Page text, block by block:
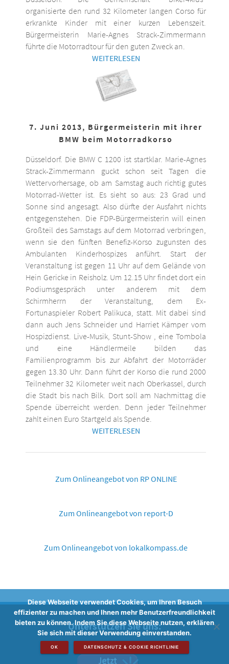
organisierte den rund 32 Kilometer langen Corso für
erkrankte Kinder mit einer kurzen Lebenszeit.
Bürgermeisterin Marie-Agnes Strack-Zimmermann
führte die Motorradtour für den guten Zweck an.
WEITERLESEN
7. Juni 2013, Bürgermeisterin mit ihrer
BMW beim Motorradkorso
Düsseldorf. Die BMW C 1200 ist startklar. Marie-Agnes
Strack-Zimmermann guckt schon seit Tagen die
Wettervorhersage, ob am Samstag auch richtig gutes
Motorrad-Wetter ist. Es sieht so aus: 23 Grad und
Sonne sind angesagt. Also dürfte der Ausfahrt nichts
entgegenstehen. Die FDP-Bürgermeisterin will einen
Großteil des Samstags auf dem Motorrad verbringen,
wenn sie den fünften Benefiz-Korso zugunsten des
Ambulanten Kinderhospizes anführt. Start der
Veranstaltung ist gegen 11 Uhr auf dem Gelände von
Hein Gericke in Reisholz. Um 12.15 Uhr findet dort ein
Podiumsgespräch unter anderem mit dem
Schirmherrn der Veranstaltung, dem Ex-
Fortunaspieler Robert Palikuca, statt. Mit dabei sind
dann auch Jens Schneider und Harriet Kämper vom
Hospizdienst. Live-Musik, Stunt-Show , eine Tombola
und eine Händlermeile bilden das
Familienprogramm bis zur Abfahrt der Motorräder
gegen 13.30 Uhr. Dann führt der Korso die rund 2000
Teilnehmer 32 Kilometer weit nach Oberkassel, durch
die Stadt bis nach Bilk. Dort soll am Nachmittag die
Spende überreicht werden. Denn jeder Teilnehmer
zahlt einen Euro Startgeld als Spende.
WEITERLESEN
Zum Onlineangebot von RP ONLINE
Zum Onlineangebot von report-D
Zum Onlineangebot von lokalkompass.de
Unterstützen Sie uns:
Diese Webseite verwendet Cookies, um Ihren Besuch
effizienter zu machen und Ihnen mehr Benutzerfreundlichkeit
bieten zu können. Indem Sie diese Webseite nutzen, erklären
Sie sich mit dieser Verwendung einverstanden.
OK DATENSCHUTZ & COOKIE RICHTLINIE